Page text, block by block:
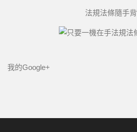
法規法條隨手背
我的Google+